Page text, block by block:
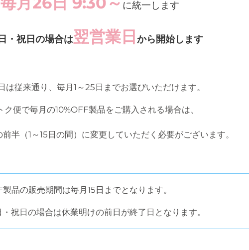
に統一します
・祝日の場合は翌営業日 から開始します
は従来通り、毎月1～25日までお選びいただけます。
ク便で毎月の10%OFF製品をご購入される場合は、
半（1～15日の間）に変更していただく必要がございます。
製品の販売期間は毎月15日までとなります。
祝日の場合は休業明けの前日が終了日となります。